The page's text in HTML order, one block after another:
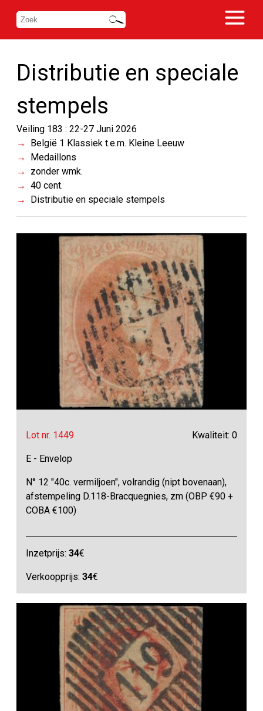
Distributie en speciale
stempels
Veiling 183 : 22-27 Juni 2026
België 1 Klassiek t.e.m. Kleine Leeuw
Medaillons
zonder wmk.
40 cent.
Distributie en speciale stempels
Lot nr. 1449 Kwaliteit: 0
E - Envelop
N° 12 "40c. vermiljoen", volrandig (nipt bovenaan),
afstempeling D.118-Bracquegnies, zm (OBP €90 +
COBA €100)
Inzetprijs:34€
Verkoopprijs:34€